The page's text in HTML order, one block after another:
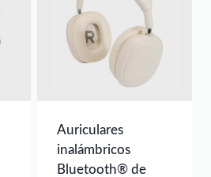
Auriculares
inalámbricos
Bluetooth® de